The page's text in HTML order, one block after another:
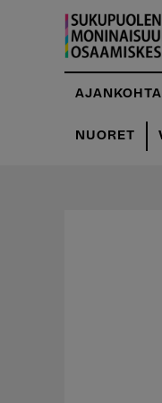
pääsisältöön
NUORET